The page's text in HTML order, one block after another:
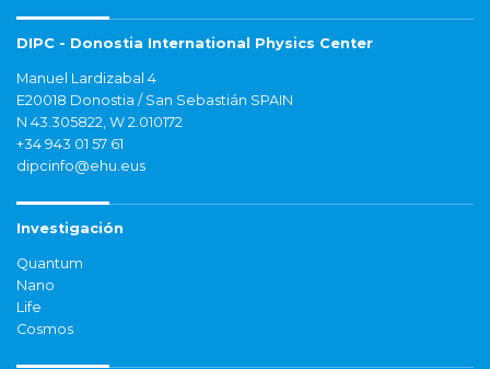
DIPC - Donostia International Physics Center
Manuel Lardizabal 4
E20018 Donostia / San Sebastián SPAIN
N 43.305822, W 2.010172
+34 943 01 57 61
dipcinfo@ehu.eus
Investigación
Quantum
Nano
Life
Cosmos